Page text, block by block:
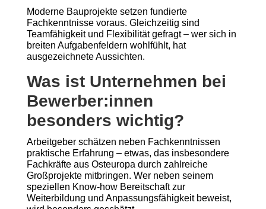
Moderne Bauprojekte setzen fundierte
Fachkenntnisse voraus. Gleichzeitig sind
Teamfähigkeit und Flexibilität gefragt – wer sich in
breiten Aufgabenfeldern wohlfühlt, hat
ausgezeichnete Aussichten.
Was ist Unternehmen bei
Bewerber:innen
besonders wichtig?
Arbeitgeber schätzen neben Fachkenntnissen
praktische Erfahrung – etwas, das insbesondere
Fachkräfte aus Osteuropa durch zahlreiche
Großprojekte mitbringen. Wer neben seinem
speziellen Know-how Bereitschaft zur
Weiterbildung und Anpassungsfähigkeit beweist,